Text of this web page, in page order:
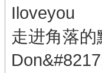
Iloveyou
走进角落的